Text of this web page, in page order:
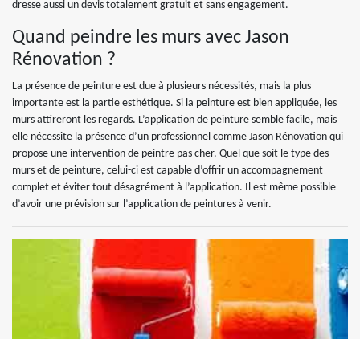
dresse aussi un devis totalement gratuit et sans engagement.
Quand peindre les murs avec Jason
Rénovation ?
La présence de peinture est due à plusieurs nécessités, mais la plus
importante est la partie esthétique. Si la peinture est bien appliquée, les
murs attireront les regards. L’application de peinture semble facile, mais
elle nécessite la présence d’un professionnel comme Jason Rénovation qui
propose une intervention de peintre pas cher. Quel que soit le type des
murs et de peinture, celui-ci est capable d’offrir un accompagnement
complet et éviter tout désagrément à l’application. Il est même possible
d’avoir une prévision sur l’application de peintures à venir.